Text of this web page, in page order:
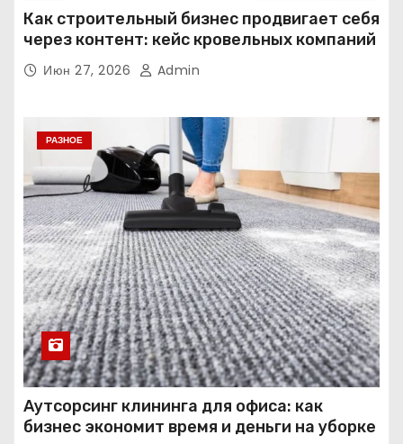
Как строительный бизнес продвигает себя
через контент: кейс кровельных компаний
Июн 27, 2026 Admin
РАЗНОЕ
Аутсорсинг клининга для офиса: как
бизнес экономит время и деньги на уборке